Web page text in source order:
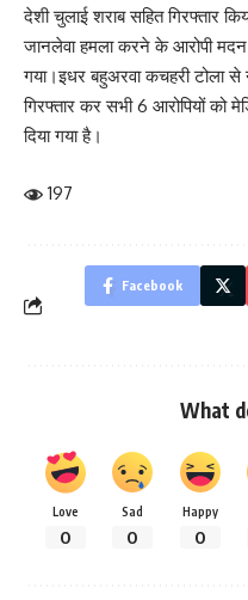
देशी चुलाई शराब सहित गिरफ्तार
जानलेवा हमला करने के आरोपी मदन
गया।इधर बहुअरवा कचहरी टोला से
गिरफ्तार कर सभी 6 आरोपियों को
दिया गया है।
197
Facebook
What
Love
0
Sad
0
Happy
0